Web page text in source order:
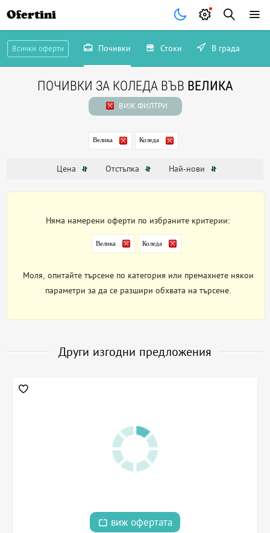
Ofertini
Всички оферти Почивки Стоки В града
ПОЧИВКИ ЗА КОЛЕДА ВЪВ ВЕЛИКА
ВИЖ ФИЛТРИ
Велика Коледа
Цена Отстъпка Най-нови
Няма намерени оферти по избраните критерии:
Велика Коледа
Моля, опитайте търсене по категория или премахнете някои
параметри за да се разшири обхвата на търсене.
Други изгодни предложения
виж офертата